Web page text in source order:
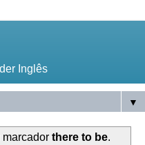
Inglês
▼
marcador there to be.